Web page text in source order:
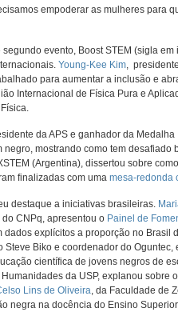
empoderar as mulheres para
evento, Boost STEM (sigla
Young-Kee Kim,
para aumentar a inclusão e
Internacional de Física Pura e
da APS e ganhador da
negro, mostrando como tem desafiado
(Argentina), dissertou sobre
finalizadas com uma mesa-redonda
destaque a iniciativas brasileiras.
CNPq, apresentou o Painel de
dados explícitos a proporção no
Steve Biko e coordenador do
científica de jovens negros de
da USP, explanou
Lins de Oliveira, da Faculdade de
negra na docência do Ensino